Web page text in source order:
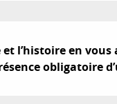
et l’histoire en
obligatoire